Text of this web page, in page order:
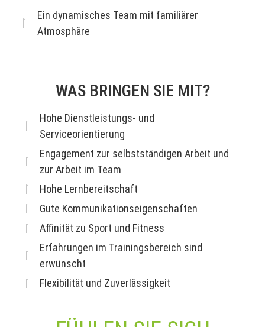
Ein dynamisches Team mit familiärer
Atmosphäre
WAS BRINGEN SIE MIT?
Hohe Dienstleistungs- und
Serviceorientierung
Engagement zur selbstständigen Arbeit und
zur Arbeit im Team
Hohe Lernbereitschaft
Gute Kommunikationseigenschaften
Affinität zu Sport und Fitness
Erfahrungen im Trainingsbereich sind
erwünscht
Flexibilität und Zuverlässigkeit